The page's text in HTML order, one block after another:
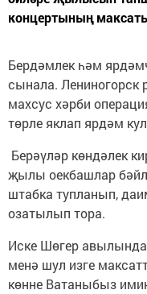
концертының
Бердәмлек һәм
сынала. Лениногорск
махсус хәрби
төрле яклап ярдәм
Берәүләр көндәлек
җылы оекбашлар
штабка тупланып,
озатылып тора.
Иске Шөгер авылында
менә шул изге
көнне Ватаныбыз